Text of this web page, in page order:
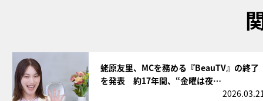
蛯原友里、MCを務める『BeauTV』の終了
を発表 約17年間、“金曜は夜…